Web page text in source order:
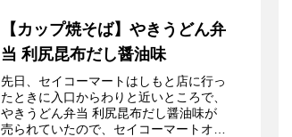
【カップ焼そば】やきうどん弁
当 利尻昆布だし醤油味
先日、セイコーマートはしもと店に行っ
たときに入口からわりと近いところで、
やきうどん弁当 利尻昆布だし醤油味が
売られていたので、セイコーマートオリ